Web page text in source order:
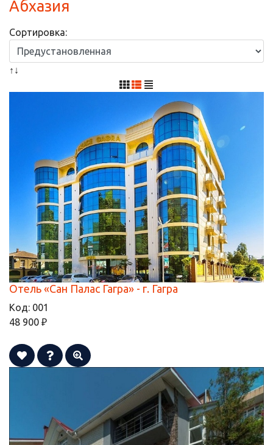
Абхазия
Сортировка:
↑↓
Отель «Сан Палас Гагра» - г. Гагра
Код: 001
48 900 ₽